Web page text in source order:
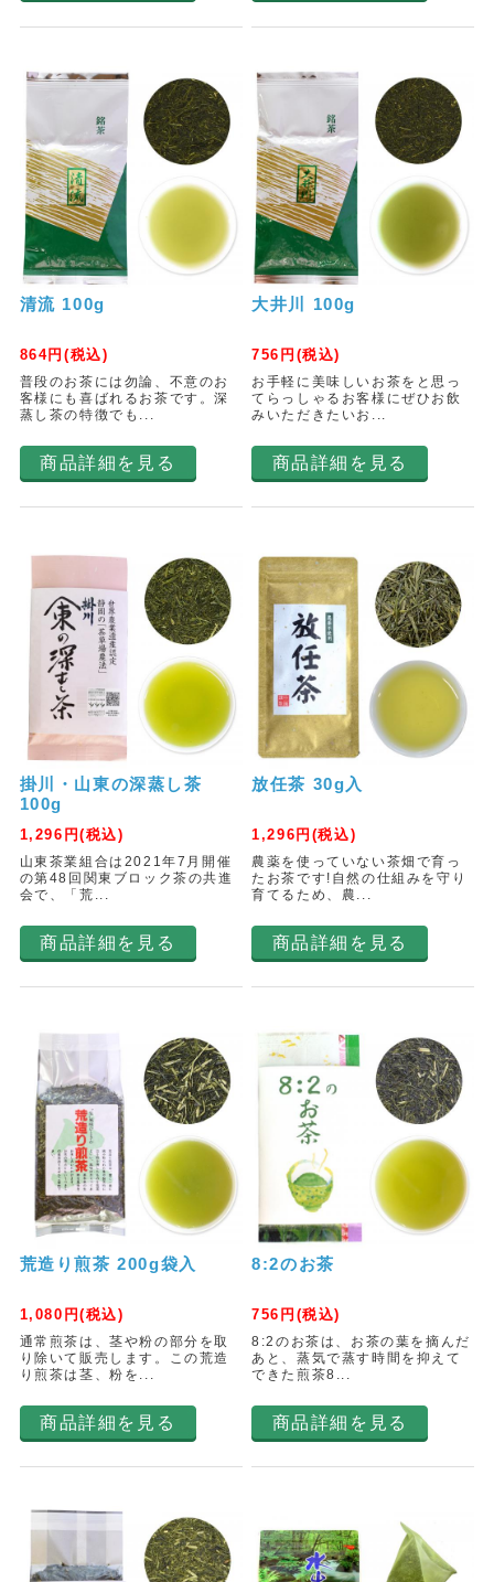
清流 100g
864円(税込)
普段のお茶には勿論、不意のお
客様にも喜ばれるお茶です。深
蒸し茶の特徴でも...
商品詳細を見る
大井川 100g
756 円(税込)
お手軽に美味しいお茶をと思っ
てらっしゃるお客様にぜひお飲
みいただきたいお...
商品詳細を見る
掛川・山東の深蒸し茶
100g
1,296 円(税込)
山東茶業組合は2021年7月開催
の第48回関東ブロック茶の共進
会で、「荒...
商品詳細を見る
放任茶 30g入
1,296円(税込)
農薬を使っていない茶畑で育っ
たお茶です!自然の仕組みを守り
育てるため、農...
商品詳細を見る
荒造り煎茶 200g袋入
1,080 円(税込)
通常煎茶は、茎や粉の部分を取
り除いて販売します。この荒造
り煎茶は茎、粉を...
商品詳細を見る
8:2のお茶
756 円(税込)
8:2のお茶は、お茶の葉を摘んだ
あと、蒸気で蒸す時間を抑えて
できた煎茶8...
商品詳細を見る